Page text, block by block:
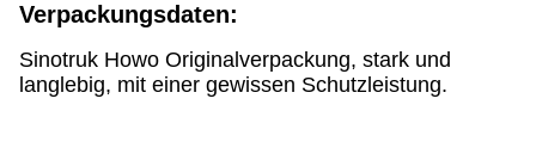
Verpackungsdaten:
Sinotruk Howo Originalverpackung, stark und
langlebig, mit einer gewissen Schutzleistung.